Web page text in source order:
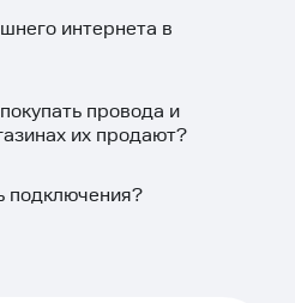
интернета в
провода и
их продают?
подключения?